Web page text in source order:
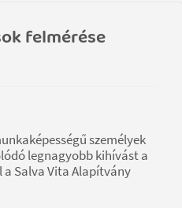
felmérése
személyek
legnagyobb kihívást a
Salva Vita Alapítvány